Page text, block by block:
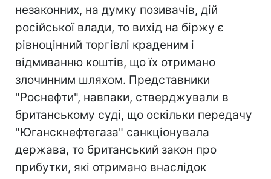
незаконних, на думку позивачів, дій
російської влади, то вихід на біржу є
рівноцінний торгівлі краденим і
відмиванню коштів, що їх отримано
злочинним шляхом. Представники
"Роснефти", навпаки, стверджували в
британському суді, що оскільки передачу
"Юганскнефтегаза" санкціонувала
держава, то британський закон про
прибутки, які отримано внаслідок